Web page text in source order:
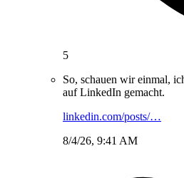
5
So, schauen wir einmal,
auf LinkedIn gemacht.
linkedin.com/posts/…
8/4/26, 9:41 AM